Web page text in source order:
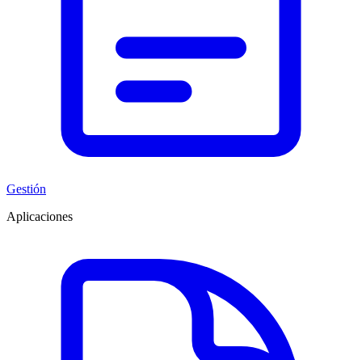
Gestión
Aplicaciones